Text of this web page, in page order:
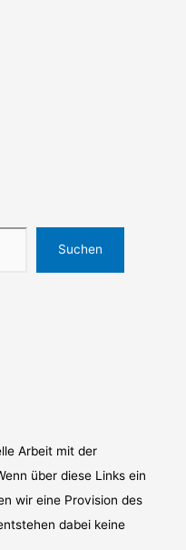
Suchen
Arbeit mit der
über diese Links ein
wir eine Provision des
dabei keine